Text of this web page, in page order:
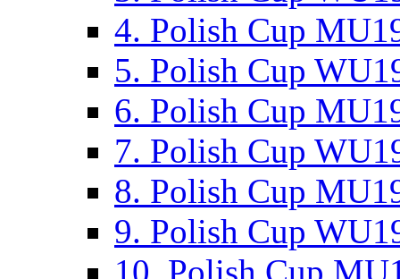
4. Polish Cup
5. Polish Cup
6. Polish Cup
7. Polish Cup
8. Polish Cup
9. Polish Cup
10. Polish Cup